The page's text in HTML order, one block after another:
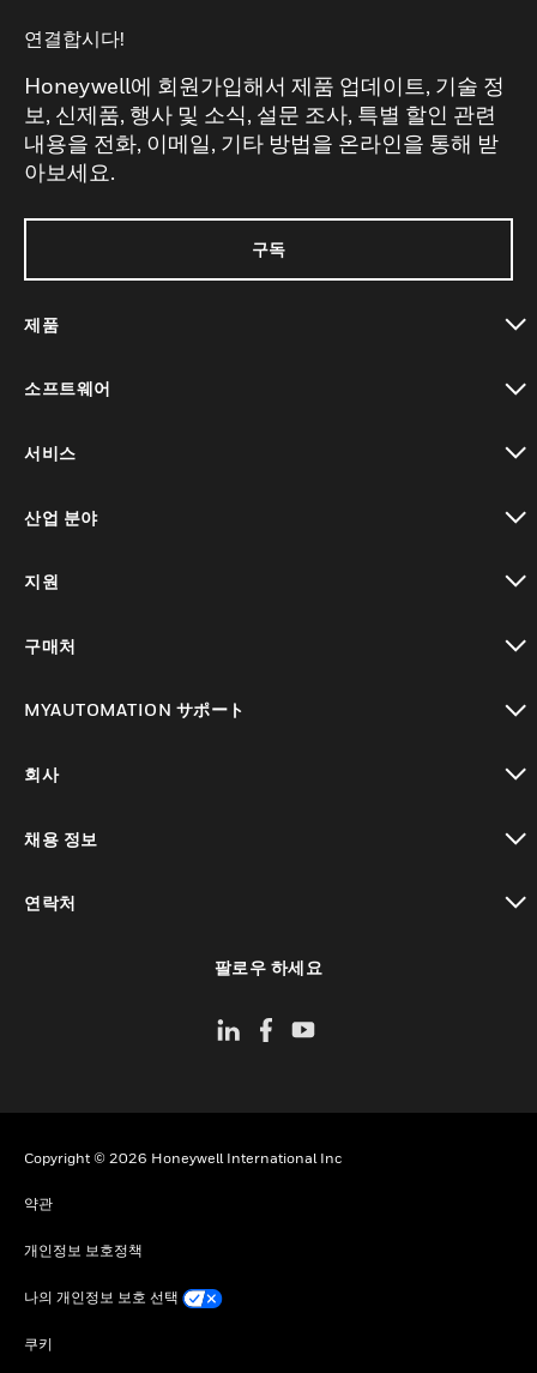
연결합시다!
Honeywell에 회원가입해서 제품 업데이트, 기술 정
보, 신제품, 행사 및 소식, 설문 조사, 특별 할인 관련
내용을 전화, 이메일, 기타 방법을 온라인을 통해 받
아보세요.
구독
제품
소프트웨어
서비스
산업 분야
지원
구매처
MYAUTOMATION サポート
회사
채용 정보
연락처
팔로우 하세요
Copyright © 2026 Honeywell International Inc
약관
개인정보 보호정책
나의 개인정보 보호 선택
쿠키